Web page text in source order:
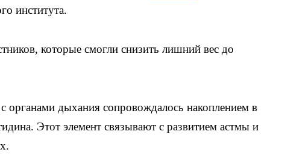
института.
которые смогли снизить лишний вес до
органами дыхания сопровождалось накоплением в
Этот элемент связывают с развитием астмы и